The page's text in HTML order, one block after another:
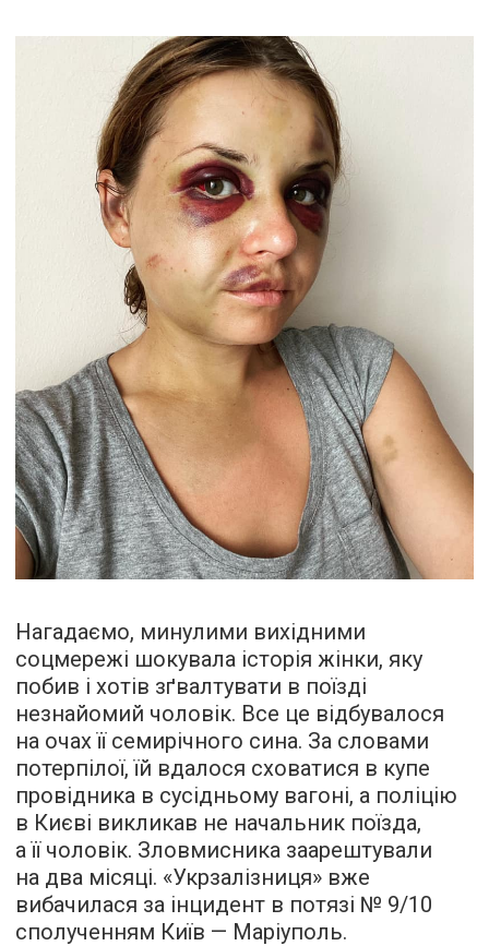
Нагадаємо, минулими вихідними
соцмережі шокувала історія жінки, яку
побив і хотів зґвалтувати в поїзді
незнайомий чоловік. Все це відбувалося
на очах її семирічного сина. За словами
потерпілої, їй вдалося сховатися в купе
провідника в сусідньому вагоні, а поліцію
в Києві викликав не начальник поїзда,
а її чоловік. Зловмисника заарештували
на два місяці. «Укрзалізниця» вже
вибачилася за інцидент в потязі № 9/10
сполученням Київ — Маріуполь.